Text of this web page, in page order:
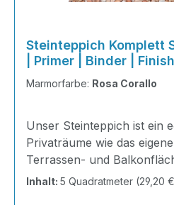
Steinteppich Komplett
| Primer | Binder |
Marmorfarbe: Rosa Corallo
Unser Steinteppich ist ein
Privaträume wie das
Terrassen- und
Gewerbeobjekte und
Inhalt: 5 Quadratmeter (29,20